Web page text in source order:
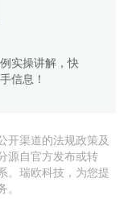
实操讲解，快
信息！
开渠道的法规政策及
源自官方发布或转
。瑞欧科技，为您提